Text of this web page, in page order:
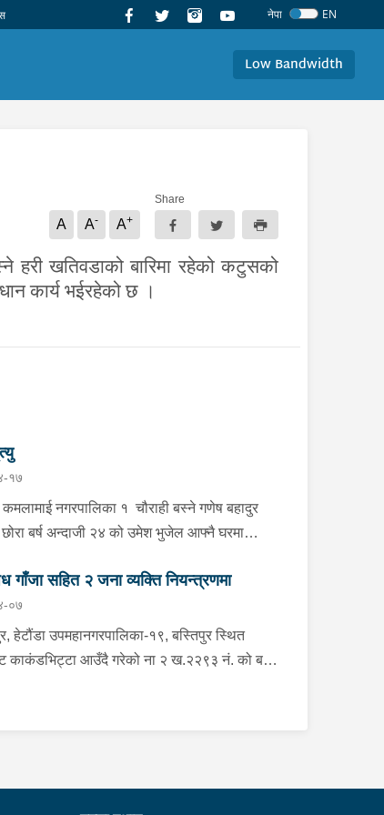
नेपा EN
Low Bandwidth
A A- A+
Share
हरी खतिवडाको बारिमा रहेको कटुसको
कार्य भईरहेको छ ।
१७
कमलामाई नगरपालिका १ चौराही बस्ने गणेष बहादुर
बर्ष अन्दाजी २४ को उमेश भुजेल आफ्नै घरमा
प्रहरी टोली खटिगई घटनास्थलमा मुचुल्का
अनुसन्धान कार्य भइरहेको ।
गाँजा सहित २ जना व्यक्ति नियन्त्रणमा
०७
हेटौंडा उपमहानगरपालिका-१९, बस्तिपुर स्थित
काकंडभिट्टा आउँदै गरेको ना २ ख.२२९३ नं. को बस